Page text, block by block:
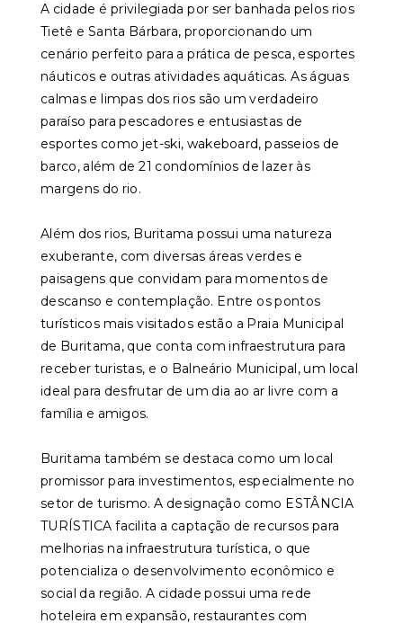
A cidade é privilegiada por ser banhada pelos rios
Tietê e Santa Bárbara, proporcionando um
cenário perfeito para a prática de pesca, esportes
náuticos e outras atividades aquáticas. As águas
calmas e limpas dos rios são um verdadeiro
paraíso para pescadores e entusiastas de
esportes como jet-ski, wakeboard, passeios de
barco, além de 21 condomínios de lazer às
margens do rio.
Além dos rios, Buritama possui uma natureza
exuberante, com diversas áreas verdes e
paisagens que convidam para momentos de
descanso e contemplação. Entre os pontos
turísticos mais visitados estão a Praia Municipal
de Buritama, que conta com infraestrutura para
receber turistas, e o Balneário Municipal, um local
ideal para desfrutar de um dia ao ar livre com a
família e amigos.
Buritama também se destaca como um local
promissor para investimentos, especialmente no
setor de turismo. A designação como ESTÂNCIA
TURÍSTICA facilita a captação de recursos para
melhorias na infraestrutura turística, o que
potencializa o desenvolvimento econômico e
social da região. A cidade possui uma rede
hoteleira em expansão, restaurantes com